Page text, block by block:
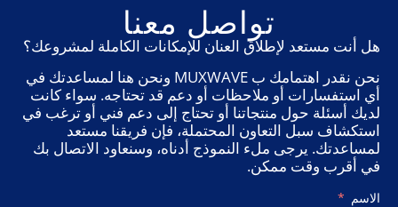
تواصل معنا
هل أنت مستعد لإطلاق العنان للإمكانات الكاملة لمشروعك؟
نحن نقدر اهتمامك ب MUXWAVE ونحن هنا لمساعدتك في
أي استفسارات أو ملاحظات أو دعم قد تحتاجه. سواء كانت
لديك أسئلة حول منتجاتنا أو تحتاج إلى دعم فني أو ترغب في
استكشاف سبل التعاون المحتملة، فإن فريقنا مستعد
لمساعدتك. يرجى ملء النموذج أدناه، وسنعاود الاتصال بك
في أقرب وقت ممكن.
الاسم